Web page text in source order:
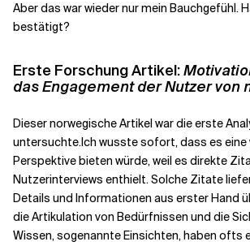
Aber das war wieder nur mein Bauchgefühl.
bestätigt?
Erste ForschungArtikel:
das Engagement der Nutzer von
Dieser norwegische Artikel war die erste
untersuchte.Ich wusste sofort, dass es eine
Perspektive bieten würde, weil es direkte
Nutzerinterviews enthielt. Solche Zitate
Details und Informationen aus erster Hand
die Artikulation von Bedürfnissen und die
Wissen, sogenannte Einsichten, haben ofts